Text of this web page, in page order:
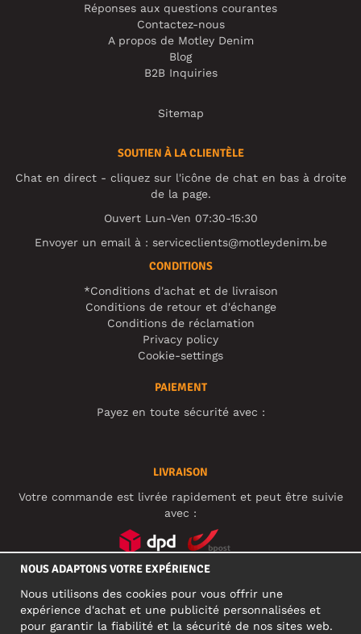
Réponses aux questions courantes
Contactez-nous
A propos de Motley Denim
Blog
B2B Inquiries
Sitemap
SOUTIEN À LA CLIENTÈLE
Chat en direct - cliquez sur l'icône de chat en bas à droite
de la page.
Ouvert Lun-Ven 07:30-15:30
Envoyer un email à : serviceclients@motleydenim.be
CONDITIONS
*Conditions d'achat et de livraison
Conditions de retour et d'échange
Conditions de réclamation
Privacy policy
Cookie-settings
PAIEMENT
Payez en toute sécurité avec :
LIVRAISON
Votre commande est livrée rapidement et peut être suivie
avec :
NOUS ADAPTONS VOTRE EXPÉRIENCE
Nous utilisons des cookies pour vous offrir une
expérience d'achat et une publicité personnalisées et
pour garantir la fiabilité et la sécurité de nos sites web.